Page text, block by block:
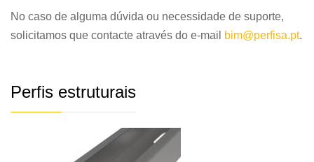
No caso de alguma dúvida ou necessidade de suporte,
solicitamos que contacte através do e-mail
bim@perfisa.pt.
Perfis estruturais